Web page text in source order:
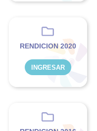
RENDICION 2020
INGRESAR